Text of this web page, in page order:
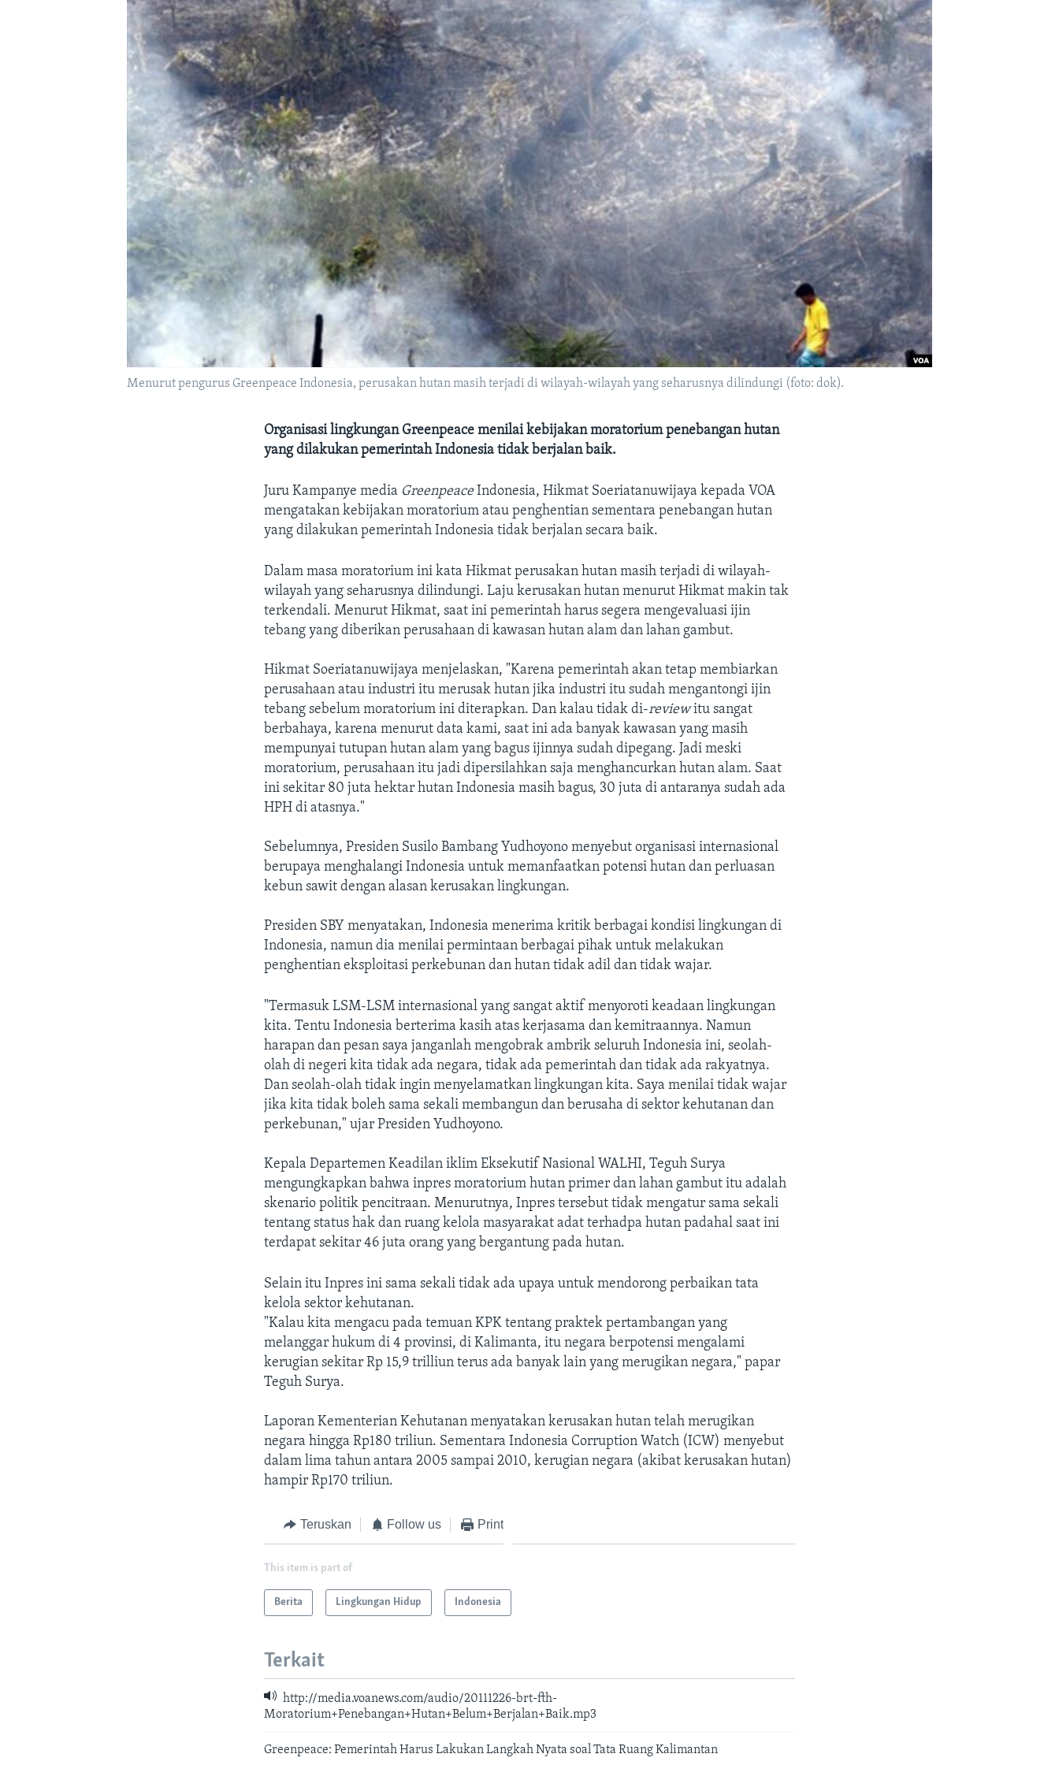
Menurut pengurus Greenpeace Indonesia, perusakan hutan masih terjadi di wilayah-wilayah yang seharusnya dilindungi (foto: dok).
Organisasi lingkungan Greenpeace menilai kebijakan moratorium penebangan hutan
yang dilakukan pemerintah Indonesia tidak berjalan baik.
Juru Kampanye media GreenpeaceIndonesia, Hikmat Soeriatanuwijaya kepada VOA
mengatakan kebijakan moratorium atau penghentian sementara penebangan hutan
yang dilakukan pemerintah Indonesia tidak berjalan secara baik.
Dalam masa moratorium ini kata Hikmat perusakan hutan masih terjadi di wilayah-
wilayah yang seharusnya dilindungi. Laju kerusakan hutan menurut Hikmat makin tak
terkendali. Menurut Hikmat, saat ini pemerintah harus segera mengevaluasi ijin
tebang yang diberikan perusahaan di kawasan hutan alam dan lahan gambut.
Hikmat Soeriatanuwijaya menjelaskan, "Karena pemerintah akan tetap membiarkan
perusahaan atau industri itu merusak hutan jika industri itu sudah mengantongi ijin
tebang sebelum moratorium ini diterapkan. Dan kalau tidak di-reviewitu sangat
berbahaya, karena menurut data kami, saat ini ada banyak kawasan yang masih
mempunyai tutupan hutan alam yang bagus ijinnya sudah dipegang. Jadi meski
moratorium, perusahaan itu jadi dipersilahkan saja menghancurkan hutan alam. Saat
ini sekitar 80 juta hektar hutan Indonesia masih bagus, 30 juta di antaranya sudah ada
HPH di atasnya."
Sebelumnya, Presiden Susilo Bambang Yudhoyono menyebut organisasi internasional
berupaya menghalangi Indonesia untuk memanfaatkan potensi hutan dan perluasan
kebun sawit dengan alasan kerusakan lingkungan.
Presiden SBY menyatakan, Indonesia menerima kritik berbagai kondisi lingkungan di
Indonesia, namun dia menilai permintaan berbagai pihak untuk melakukan
penghentian eksploitasi perkebunan dan hutan tidak adil dan tidak wajar.
"Termasuk LSM-LSM internasional yang sangat aktif menyoroti keadaan lingkungan
kita. Tentu Indonesia berterima kasih atas kerjasama dan kemitraannya. Namun
harapan dan pesan saya janganlah mengobrak ambrik seluruh Indonesia ini, seolah-
olah di negeri kita tidak ada negara, tidak ada pemerintah dan tidak ada rakyatnya.
Dan seolah-olah tidak ingin menyelamatkan lingkungan kita. Saya menilai tidak wajar
jika kita tidak boleh sama sekali membangun dan berusaha di sektor kehutanan dan
perkebunan," ujar Presiden Yudhoyono.
Kepala Departemen Keadilan iklim Eksekutif Nasional WALHI, Teguh Surya
mengungkapkan bahwa inpres moratorium hutan primer dan lahan gambut itu adalah
skenario politik pencitraan. Menurutnya, Inpres tersebut tidak mengatur sama sekali
tentang status hak dan ruang kelola masyarakat adat terhadpa hutan padahal saat ini
terdapat sekitar 46 juta orang yang bergantung pada hutan.
Selain itu Inpres ini sama sekali tidak ada upaya untuk mendorong perbaikan tata
kelola sektor kehutanan.
"Kalau kita mengacu pada temuan KPK tentang praktek pertambangan yang
melanggar hukum di 4 provinsi, di Kalimanta, itu negara berpotensi mengalami
kerugian sekitar Rp 15,9 trilliun terus ada banyak lain yang merugikan negara," papar
Teguh Surya.
Laporan Kementerian Kehutanan menyatakan kerusakan hutan telah merugikan
negara hingga Rp180 triliun. Sementara Indonesia Corruption Watch (ICW) menyebut
dalam lima tahun antara 2005 sampai 2010, kerugian negara (akibat kerusakan hutan)
hampir Rp170 triliun.
Teruskan Follow us Print
This item is part of
Berita Lingkungan Hidup Indonesia
Terkait
http://media.voanews.com/audio/20111226-brt-fth-
Moratorium+Penebangan+Hutan+Belum+Berjalan+Baik.mp3
Greenpeace: Pemerintah Harus Lakukan Langkah Nyata soal Tata Ruang Kalimantan